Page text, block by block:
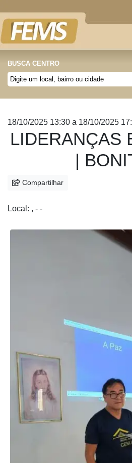
BUSCA CENTRO
18/10/2025 13:30 a 18/10/2025
LIDERANÇAS
|
Compartilhar
Local: , - -